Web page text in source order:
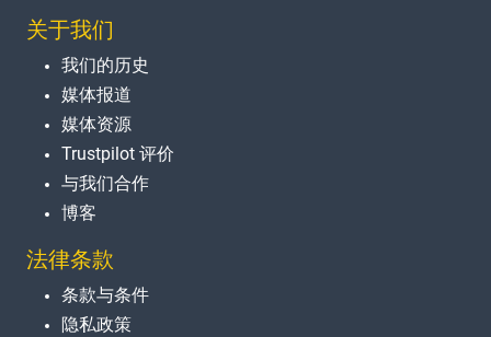
关于我们
我们的历史
媒体报道
媒体资源
Trustpilot 评价
与我们合作
博客
法律条款
条款与条件
隐私政策